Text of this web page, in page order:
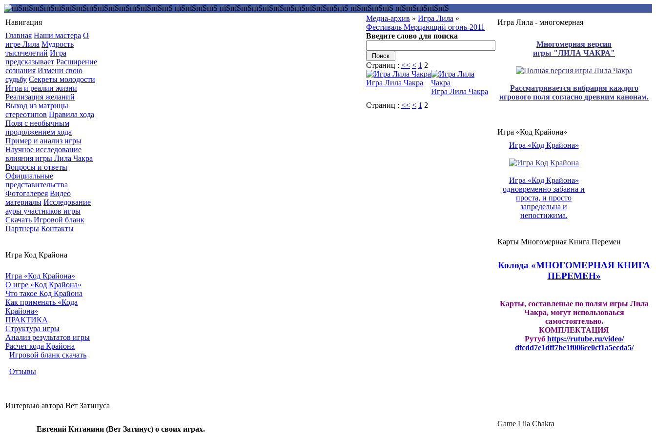
Навигация
Главная Наши мастера О
игре Лила Мудрость
тысячелетий Игра
предсказывает Расширение
сознания Измени свою
судьбу Секреты молодости
Игра и реалии жизни
Реализация желаний
Выход из матрицы
стереотипов Правила хода
Поля с необычным
продолжением хода
Пример и анализ игры
Научное исследование
влияния игры Лила Чакра
Вопросы и ответы
Официальные
представительства
Фотогалерея Видео
материалы Исследование
ауры участников игры
Скачать Игровой бланк
Партнеры Контакты
Игра Код Крайона
Игра «Код Крайона»
О игре «Код Крайона»
Что такое Код Крайона
Как применять «Кода
Крайона»
ПРАКТИКА
Структура игры
Анализ результатов игры
Расчет кода Крайона
Игровой бланк скачать
Отзывы
Интервью автора Вет Затинуса
Евгений Китанини (Вет Затинус) о своих играх.
Медиа-архив » Игра Лила »
Фестиваль Мерцающий огонь-2011
Введите слово для поиска
Страниц : << < 1 2
Игра Лила Чакра
Игра Лила Чакра
Страниц : << < 1 2
Игра Лила - многомерная
Многомерная версия
игры "ЛИЛА ЧАКРА"
Рассматривается вибрация каждого
игрового поля согласно древним канонам.
Игра «Код Крайона»
Игра «Код Крайона»
Игра «Код Крайона»
одновременно забавна и
проста, и просто
запредельна и
непостижима.
Карты Многомерная Книга Перемен
Колода «МНОГОМЕРНАЯ КНИГА
ПЕРЕМЕН»
Карты, составленые по полям игры Лила
Чакра, могут использоваься
самостоятельно.
КОМПЛЕКТАЦИЯ
Рутуб https://rutube.ru/video/
dfcdd7e1dff7be1f006ce0cf1a5ecda5/
Game Lila Chakra